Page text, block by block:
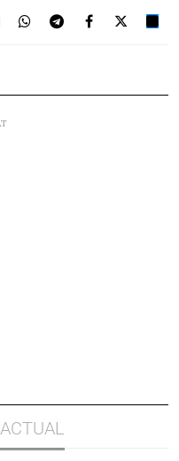
ACTUAL